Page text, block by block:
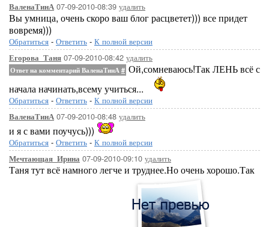
ВаленаТинА 07-09-2010-08:39 удалить
Вы умница, очень скоро ваш блог расцветет))) все придет
вовремя)))
Обратиться - Ответить - К полной версии
Егорова_Таня 07-09-2010-08:42 удалить
Ответ на комментарий ВаленаТинА # Ой,сомневаюсь!Так ЛЕНЬ всё с
начала начинать,всему учиться...
Обратиться - Ответить - К полной версии
ВаленаТинА 07-09-2010-08:48 удалить
и я с вами поучусь)))
Обратиться - Ответить - К полной версии
Мечтающая_Ирина 07-09-2010-09:10 удалить
Таня тут всё намного легче и труднее.Но очень хорошо.Так